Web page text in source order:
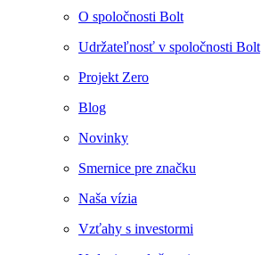
O spoločnosti Bolt
Udržateľnosť v spoločnosti Bolt
Projekt Zero
Blog
Novinky
Smernice pre značku
Naša vízia
Vzťahy s investormi